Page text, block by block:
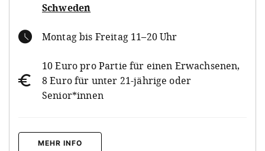
Schweden
Montag bis Freitag 11–20 Uhr
10 Euro pro Partie für einen Erwachsenen,
8 Euro für unter 21-jährige oder
Senior*innen
MEHR INFO